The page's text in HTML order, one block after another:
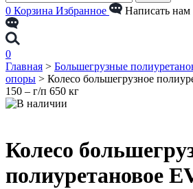
0 Корзина Избранное Написать нам
0
Главная > Большегрузные
опоры > Колесо большегрузное
150 – г/п 650 кг
Колесо
полиуретановое